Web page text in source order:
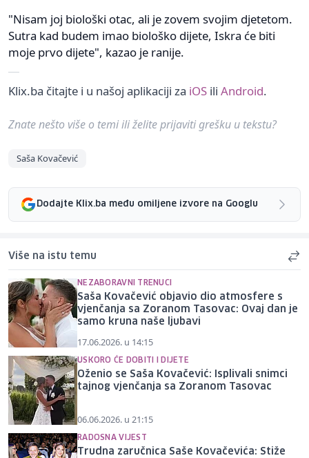
"Nisam joj biološki otac, ali je zovem svojim djetetom.
Sutra kad budem imao biološko dijete, Iskra će biti
moje prvo dijete", kazao je ranije.
Klix.ba čitajte i u našoj aplikaciji za iOS ili Android.
Znate nešto više o temi ili želite prijaviti grešku u tekstu?
Saša Kovačević
Dodajte Klix.ba među omiljene izvore na Googlu
Više na istu temu
NEZABORAVNI TRENUCI
Saša Kovačević objavio dio atmosfere s
vjenčanja sa Zoranom Tasovac: Ovaj dan je
samo kruna naše ljubavi
17.06.2026. u 14:15
USKORO ĆE DOBITI I DIJETE
Oženio se Saša Kovačević: Isplivali snimci
tajnog vjenčanja sa Zoranom Tasovac
06.06.2026. u 21:15
RADOSNA VIJEST
Trudna zaručnica Saše Kovačevića: Stiže